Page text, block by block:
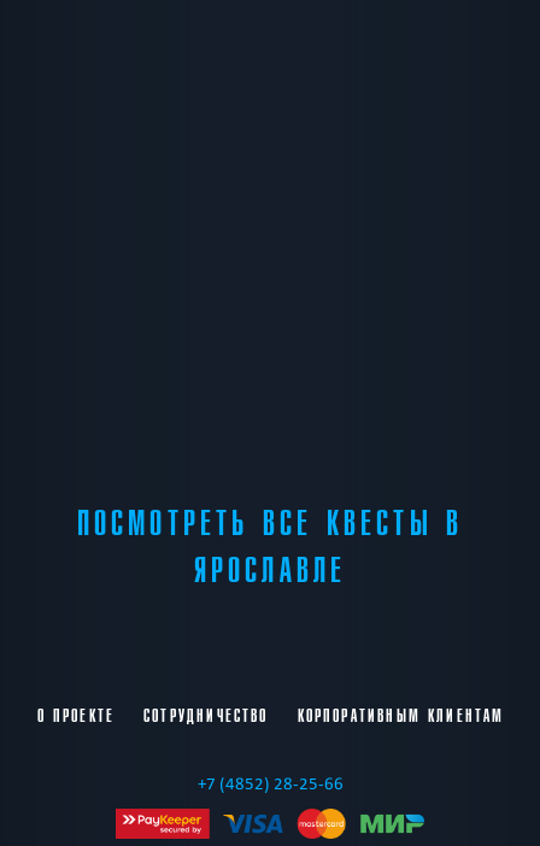
ПОСМОТРЕТЬ ВСЕ КВЕСТЫ В
ЯРОСЛАВЛЕ
О ПРОЕКТЕ СОТРУДНИЧЕСТВО КОРПОРАТИВНЫМ КЛИЕНТАМ
+7 (4852) 28-25-66